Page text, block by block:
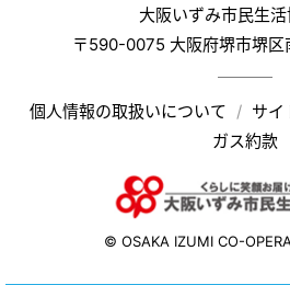
大阪いずみ市民生
〒590-0075 大阪府堺市堺
個人情報の取扱いについて サイ
ガス約款
© OSAKA IZUMI CO-